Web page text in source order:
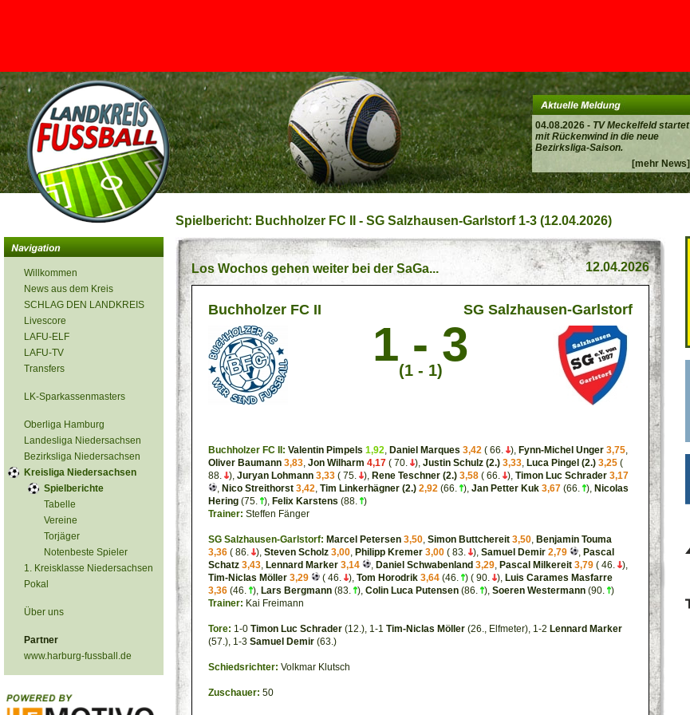
04.08.2026 - TV Meckelfeld startet
mit Rückenwind in die neue
Bezirksliga-Saison.
[mehr News]
<
Willkommen
News aus dem Kreis
SCHLAG DEN LANDKREIS
Livescore
LAFU-ELF
LAFU-TV
Transfers
LK-Sparkassenmasters
Oberliga Hamburg
Landesliga Niedersachsen
Bezirksliga Niedersachsen
Kreisliga Niedersachsen
Spielberichte
Tabelle
Vereine
Torjäger
Notenbeste Spieler
1. Kreisklasse Niedersachsen
Pokal
Über uns
Partner
www.harburg-fussball.de
Spielbericht: Buchholzer FC II - SG Salzhausen-Garlstorf 1-3 (12.04.2026)
Los Wochos gehen weiter bei der SaGa... 12.04.2026
Buchholzer FC II SG Salzhausen-Garlstorf
1 - 3
(1 - 1)
Buchholzer FC II: Valentin Pimpels 1,92, Daniel Marques 3,42 ( 66. ), Fynn-Michel Unger 3,75,
Oliver Baumann 3,83, Jon Wilharm 4,17 ( 70. ), Justin Schulz (2.) 3,33, Luca Pingel (2.) 3,25 (
88.
), Juryan Lohmann 3,33 ( 75. ), Rene Teschner (2.) 3,58 ( 66. ), Timon Luc Schrader 3,17
, Nico Streithorst 3,42, Tim Linkerhägner (2.) 2,92 (66. ), Jan Petter Kuk 3,67 (66. ), Nicolas
Hering (75. ), Felix Karstens (88. )
Trainer: Steffen Fänger
SG Salzhausen-Garlstorf: Marcel Petersen 3,50, Simon Buttchereit 3,50, Benjamin Touma
3,36 ( 86. ), Steven Scholz 3,00, Philipp Kremer 3,00 ( 83. ), Samuel Demir 2,79 , Pascal
Schatz 3,43, Lennard Marker 3,14 , Daniel Schwabenland 3,29, Pascal Milkereit 3,79 ( 46.
),
Tim-Niclas Möller 3,29 ( 46. ), Tom Horodrik 3,64 (46. ) ( 90. ), Luis Carames Masfarre
3,36 (46. ), Lars Bergmann (83. ), Colin Luca Putensen (86. ), Soeren Westermann (90. )
Trainer: Kai Freimann
Tore: 1-0 Timon Luc Schrader (12.), 1-1 Tim-Niclas Möller (26., Elfmeter), 1-2 Lennard Marker
(57.), 1-3 Samuel Demir (63.)
Schiedsrichter: Volkmar Klutsch
Zuschauer: 50